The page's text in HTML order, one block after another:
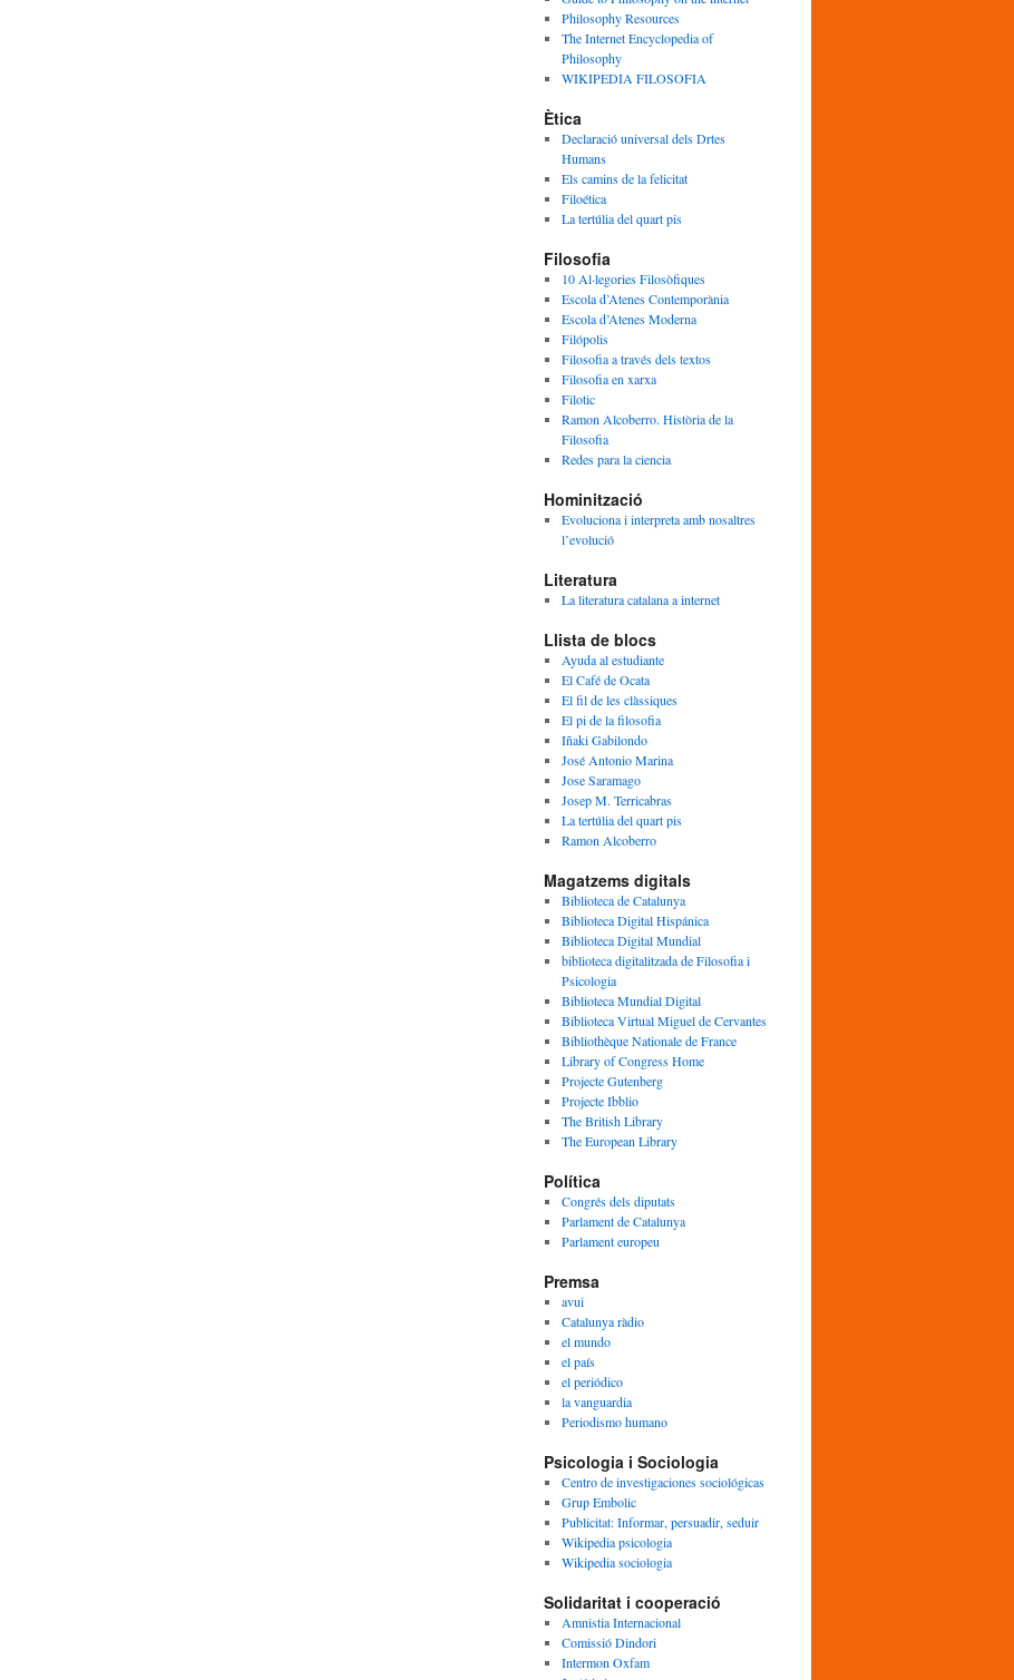
Philosophy Resources
The Internet Encyclopedia of
Philosophy
WIKIPEDIA FILOSOFIA
Ètica
Declaració universal dels Drtes
Humans
Els camins de la felicitat
Filoética
La tertúlia del quart pis
Filosofia
10 Al·legories Filosòfiques
Escola d’Atenes Contemporània
Escola d’Atenes Moderna
Filópolis
Filosofia a través dels textos
Filosofia en xarxa
Filotic
Ramon Alcoberro. Història de la
Filosofia
Redes para la ciencia
Hominització
Evoluciona i interpreta amb nosaltres
l’evolució
Literatura
La literatura catalana a internet
Llista de blocs
Ayuda al estudiante
El Café de Ocata
El fil de les clàssiques
El pi de la filosofia
Iñaki Gabilondo
José Antonio Marina
Jose Saramago
Josep M. Terricabras
La tertúlia del quart pis
Ramon Alcoberro
Magatzems digitals
Biblioteca de Catalunya
Biblioteca Digital Hispánica
Biblioteca Digital Mundial
biblioteca digitalitzada de Filosofia i
Psicologia
Biblioteca Mundial Digital
Biblioteca Virtual Miguel de Cervantes
Bibliothèque Nationale de France
Library of Congress Home
Projecte Gutenberg
Projecte Ibblio
The British Library
The European Library
Política
Congrés dels diputats
Parlament de Catalunya
Parlament europeu
Premsa
avui
Catalunya ràdio
el mundo
el país
el periódico
la vanguardia
Periodismo humano
Psicologia i Sociologia
Centro de investigaciones sociológicas
Grup Embolic
Publicitat: Informar, persuadir, seduir
Wikipedia psicologia
Wikipedia sociologia
Solidaritat i cooperació
Amnistia Internacional
Comissió Dindori
Intermon Oxfam